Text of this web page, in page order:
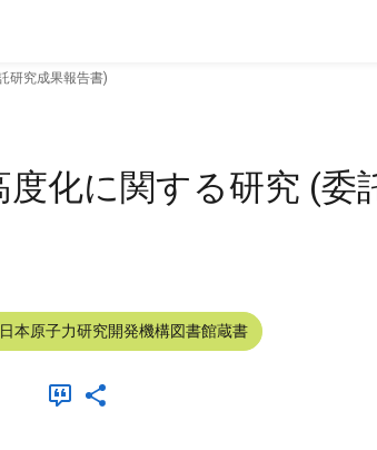
研究成果報告書)
化に関する研究 (委
本原子力研究開発機構図書館蔵書